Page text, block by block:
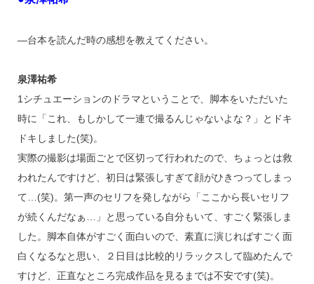
―台本を読んだ時の感想を教えてください。
泉澤祐希
1シチュエーションのドラマということで、脚本をいただいた
時に「これ、もしかして一連で撮るんじゃないよな？」とドキ
ドキしました(笑)。
実際の撮影は場面ごとで区切って行われたので、ちょっとは救
われたんですけど、初日は緊張しすぎて顔がひきつってしまっ
て…(笑)。第一声のセリフを発しながら「ここから長いセリフ
が続くんだなぁ…」と思っている自分もいて、すごく緊張しま
した。脚本自体がすごく面白いので、素直に演じればすごく面
白くなるなと思い、２日目は比較的リラックスして臨めたんで
すけど、正直なところ完成作品を見るまでは不安です(笑)。